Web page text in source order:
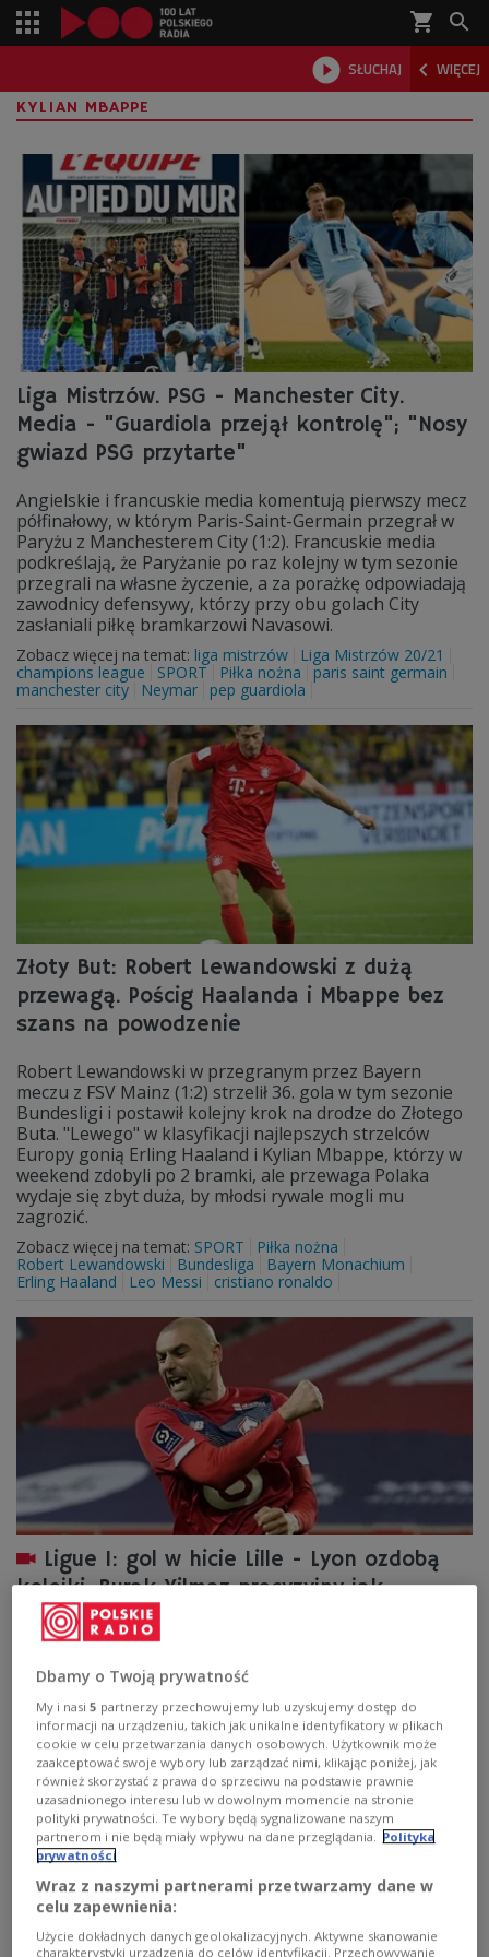
shopping_cart 
 SŁUCHAJ  WIĘCEJ

KYLIAN MBAPPE
Liga Mistrzów. PSG - Manchester City.
Media - "Guardiola przejął kontrolę"; "Nosy
gwiazd PSG przytarte"
Angielskie i francuskie media komentują pierwszy mecz
półfinałowy, w którym Paris-Saint-Germain przegrał w
Paryżu z Manchesterem City (1:2). Francuskie media
podkreślają, że Paryżanie po raz kolejny w tym sezonie
przegrali na własne życzenie, a za porażkę odpowiadają
zawodnicy defensywy, którzy przy obu golach City
zasłaniali piłkę bramkarzowi Navasowi.
Zobacz więcej na temat: liga mistrzów
Liga Mistrzów 20/21
champions league
SPORT Piłka nożna
paris saint germain
manchester city
Neymar pep guardiola
Złoty But: Robert Lewandowski z dużą
przewagą. Pościg Haalanda i Mbappe bez
szans na powodzenie
Robert Lewandowski w przegranym przez Bayern
meczu z FSV Mainz (1:2) strzelił 36. gola w tym sezonie
Bundesligi i postawił kolejny krok na drodze do Złotego
Buta. "Lewego" w klasyfikacji najlepszych strzelców
Europy gonią Erling Haaland i Kylian Mbappe, którzy w
weekend zdobyli po 2 bramki, ale przewaga Polaka
wydaje się zbyt duża, by młodsi rywale mogli mu
zagrozić.
Zobacz więcej na temat: SPORT
Piłka nożna
Robert Lewandowski
Bundesliga
Bayern Monachium
Erling Haaland
Leo Messi cristiano ronaldo
Ligue 1: gol w hicie Lille - Lyon ozdobą
kolejki. Burak Yilmaz precyzyjny jak
Beckham [WIDEO]
wrócili na miejsce lidera francuskiej ekstraklasy
piłkarskiej. Mecz był emocjonujący do ostatnich minut.
Dopiero w 85. minucie Turek Burak Yilmaz strzelił
zwycięskiego gola. W tabeli "Dogi" mają punkt więcej od
broniącego tytułu PSG.
Zobacz więcej na temat:SPORT Piłka nożna
Ligue 1
Olympique Lyon
lille osc
Dbamy o Twoją prywatność
My i nasi5 partnerzy przechowujemy lub uzyskujemy dostęp do
informacji na urządzeniu, takich jak unikalne identyfikatory w plikach
cookie w celu przetwarzania danych osobowych. Użytkownik może
zaakceptować swoje wybory lub zarządzać nimi, klikając poniżej, jak
również skorzystać z prawa do sprzeciwu na podstawie prawnie
uzasadnionego interesu lub w dowolnym momencie na stronie
polityki prywatności. Te wybory będą sygnalizowane naszym
partnerom i nie będą miały wpływu na dane przeglądania. Polityka
prywatności
Wraz z naszymi partnerami przetwarzamy dane w
celu zapewnienia:
Użycie dokładnych danych geolokalizacyjnych. Aktywne skanowanie
charakterystyki urządzenia do celów identyfikacji. Przechowywanie